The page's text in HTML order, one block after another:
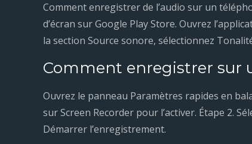
Comment enregistrer de l’audio sur un
d’écran sur Google Play Store. Ouvrez
la section Source sonore, sélectionnez
Comment enregistrer sur
Ouvrez le panneau Paramètres rapides en
sur Screen Recorder pour l’activer. Étape 2.
Démarrer l’enregistrement.